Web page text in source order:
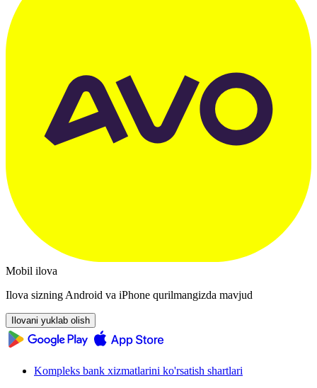
Mobil ilova
Ilova sizning Android va iPhone qurilmangizda mavjud
Ilovani yuklab olish
Kompleks bank xizmatlarini ko'rsatish shartlari